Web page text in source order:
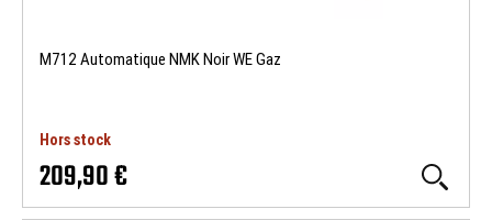
M712 Automatique NMK Noir WE Gaz
Hors stock
209,90 €